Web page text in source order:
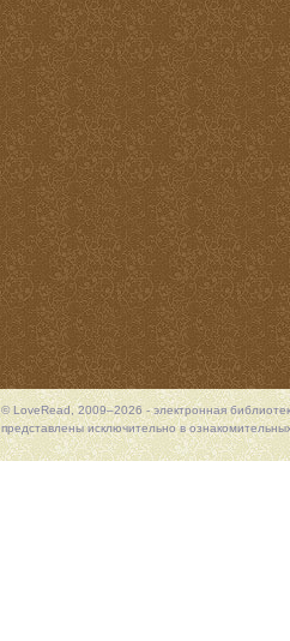
© LoveRead, 2009–2026 - электронная
представлены исключительно в